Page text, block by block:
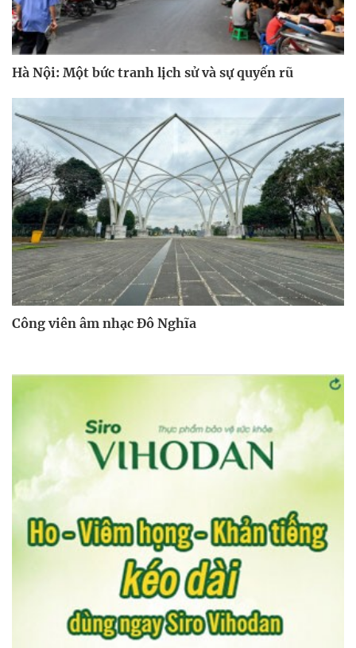
Hà Nội: Một bức tranh lịch sử và sự quyến rũ
Công viên âm nhạc Đô Nghĩa